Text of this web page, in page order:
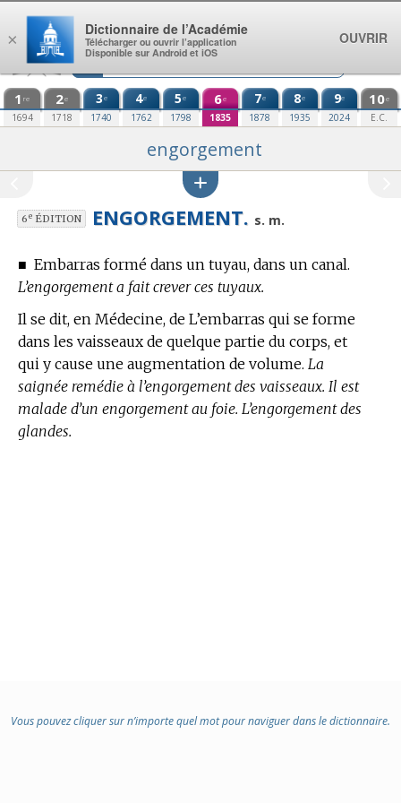
Aller au contenu
1 re
1694
2e
1718
3e
1740
4e
1762
5e
1798
6e
1835
7e
1878
8e
1935
9e
2024
10e
E.C.
engorgement
6eÉDITION ENGORGEMENT. s. m.
■ Embarras formé dans un tuyau, dans un canal.
L’engorgement a fait crever ces tuyaux.
Il se dit, en Médecine, de L’embarras qui se forme
dans les vaisseaux de quelque partie du corps, et
qui y cause une augmentation de volume. La
saignée remédie à l’engorgement des vaisseaux. Il est
malade d’un engorgement au foie. L’engorgement des
glandes.
Vous pouvez cliquer sur n’importe quel mot pour naviguer dans le dictionnaire.
×
Dictionnaire de l’Académie
Télécharger ou ouvrir l’application
Disponible sur Android et iOS
OUVRIR